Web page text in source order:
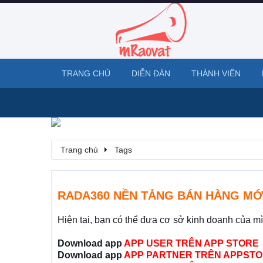
Trang chủ Tags
RADA360 NỀN TẢNG BÁN HÀNG
Hiện tại, bạn có thể đưa cơ sở kinh doanh của
Download app APP USER TRÊN APP STORE
Download app APP PARTNER TRÊN
TRANG CHỦ DIỄN ĐÀN THÀNH VIÊN